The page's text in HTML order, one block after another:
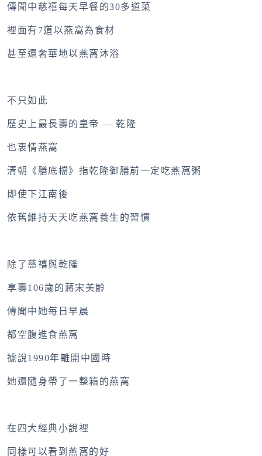
傳聞中慈禧每天早餐的30多道菜
裡面有7道以燕窩為食材
甚至還奢華地以燕窩沐浴
不只如此
歷史上最長壽的皇帝 — 乾隆
也衷情燕窩
清朝《膳底檔》指乾隆御膳前一定吃燕窩粥
即使下江南後
依舊維持天天吃燕窩養生的習慣
除了慈禧與乾隆
享壽106歲的蔣宋美齡
傳聞中她每日早晨
都空腹進食燕窩
據說1990年離開中國時
她還隨身帶了一整箱的燕窩
在四大經典小說裡
同樣可以看到燕窩的好